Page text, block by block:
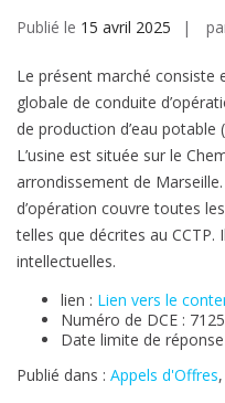
Publié le 15 avril 2025
Le présent marché consiste
globale de conduite
de production d’eau potable
L’usine est située sur le
arrondissement de
d’opération couvre toutes
telles que décrites au CCTP.
intellectuelles.
lien : Lien vers le
Numéro de DCE :
Date limite de
Publié dans : Appels d'Offres,